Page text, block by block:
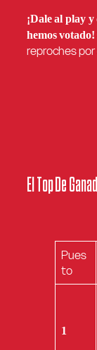
¡Dale al play
hemos votado!
reproches por
El Top De
Pues
to
1